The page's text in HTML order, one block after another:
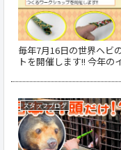
毎年7月16日の世界ヘビ
トを開催します!! 今年の
スタッフブログ